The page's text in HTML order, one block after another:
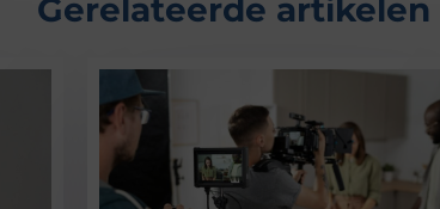
Gerelateerde artikelen